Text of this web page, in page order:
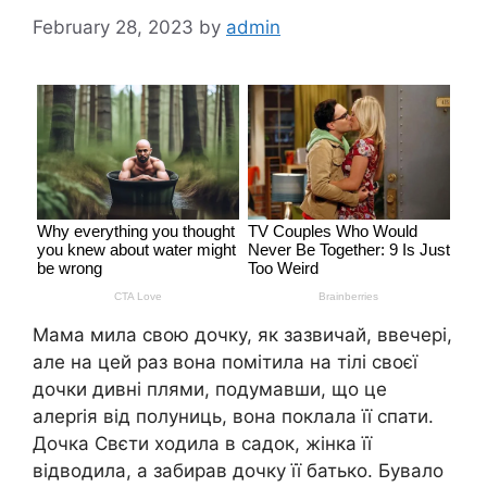
February 28, 2023 by admin
Мама мила свою дочку, як зазвичай, ввечері,
але на цей раз вона помітила на тілі своєї
дочки дивні плями, подумавши, що це
алерrія від полуниць, вона поклала її спати.
Дочка Свєти ходила в садок, жінка її
відводила, а забирав дочку її батько. Бувало